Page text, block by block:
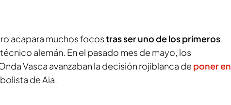
acapara muchos focostras ser uno de los primeros
alemán. En el pasado mes de mayo, los
Vasca avanzaban la decisión rojiblanca de poner en
de Aia.